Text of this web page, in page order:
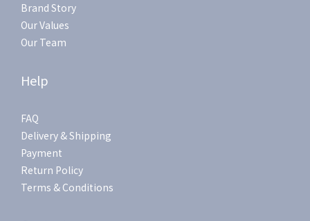
Brand Story
Our Values
Our Team
Help
FAQ
Delivery & Shipping
Payment
Return Policy
Terms & Conditions